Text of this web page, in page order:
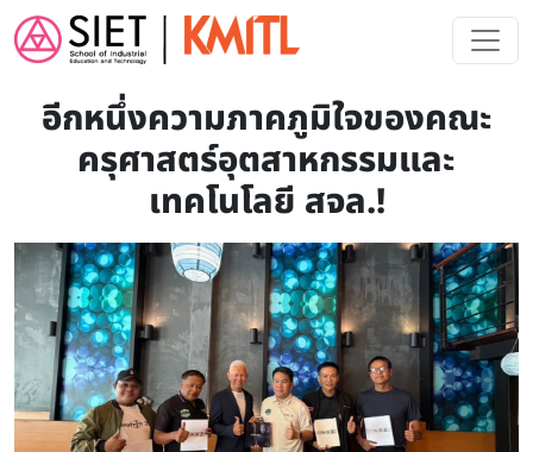
Skip to main content
อีกหนึ่งความภาคภูมิใจของคณะ
ครุศาสตร์อุตสาหกรรมและ
เทคโนโลยี สจล.!